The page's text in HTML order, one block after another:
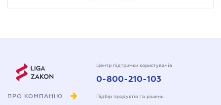
ПРО КОМПАНІЮ
Центр підтримки користувачів
0-800-210-103
Підбір продуктів та рішень